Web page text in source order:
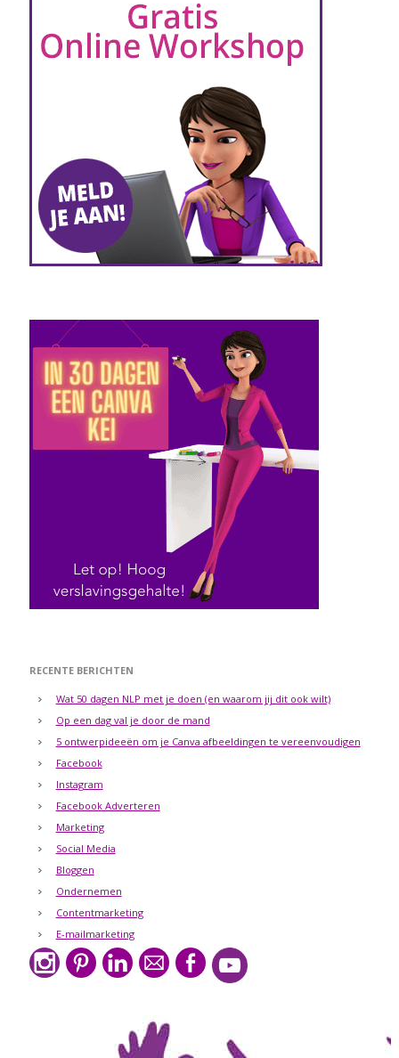
RECENTE BERICHTEN
Wat 50 dagen NLP met je doen (en waarom jij dit ook wilt)
Op een dag val je door de mand
5 ontwerpideeën om je Canva afbeeldingen te vereenvoudigen
Facebook
Instagram
Facebook Adverteren
Marketing
Social Media
Bloggen
Ondernemen
Contentmarketing
E-mailmarketing